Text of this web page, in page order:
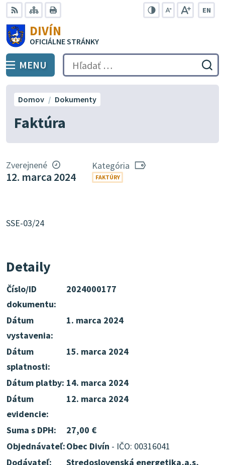
Preskočiť
na
obsah
RSS Mapa
EN
DIVÍN
OFICIÁLNE STRÁNKY
PREPNÚŤ
MENU Hľadať:
Faktúra
Domov Dokumenty
Zverejnené
12. marca 2024
Kategória
FAKTÚRY
SSE-03/24
Detaily
Číslo/ID
dokumentu:
2024000177
Dátum
vystavenia:
1. marca 2024
Dátum
splatnosti:
15. marca 2024
Dátum platby: 14. marca 2024
Dátum
evidencie:
12. marca 2024
Suma s DPH:
27,00 €
Objednávateľ:Obec Divín - IČO: 00316041
Dodávateľ:
Stredoslovenská energetika,a.s,